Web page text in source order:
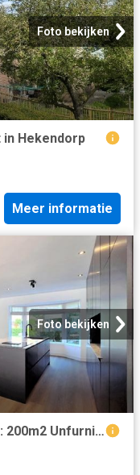
Foto bekijken
in Hekendorp
Meer informatie
Foto bekijken
5 bedrooms House Surface Area: 200m2 Unfurnished